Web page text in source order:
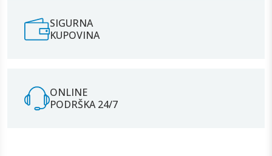
SIGURNA
KUPOVINA
ONLINE
PODRŠKA 24/7